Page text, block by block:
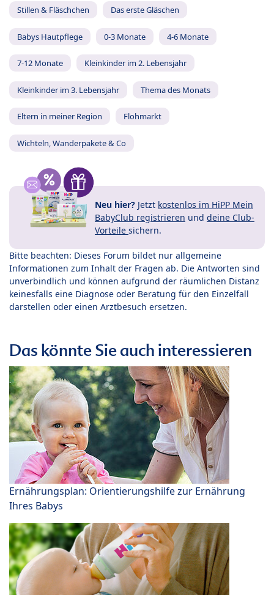
Stillen & Fläschchen Das erste Gläschen
Babys Hautpflege 0-3 Monate 4-6 Monate
7-12 Monate Kleinkinder im 2. Lebensjahr
Kleinkinder im 3. Lebensjahr Thema des Monats
Eltern in meiner Region Flohmarkt
Wichteln, Wanderpakete & Co
Neu hier? Jetzt kostenlos im HiPP Mein
BabyClub registrieren und deine Club-
Vorteile sichern.
Bitte beachten: Dieses Forum bildet nur allgemeine
Informationen zum Inhalt der Fragen ab. Die Antworten sind
unverbindlich und können aufgrund der räumlichen Distanz
keinesfalls eine Diagnose oder Beratung für den Einzelfall
darstellen oder einen Arztbesuch ersetzen.
Das könnte Sie auch interessieren
Ernährungsplan: Orientierungshilfe zur Ernährung
Ihres Babys